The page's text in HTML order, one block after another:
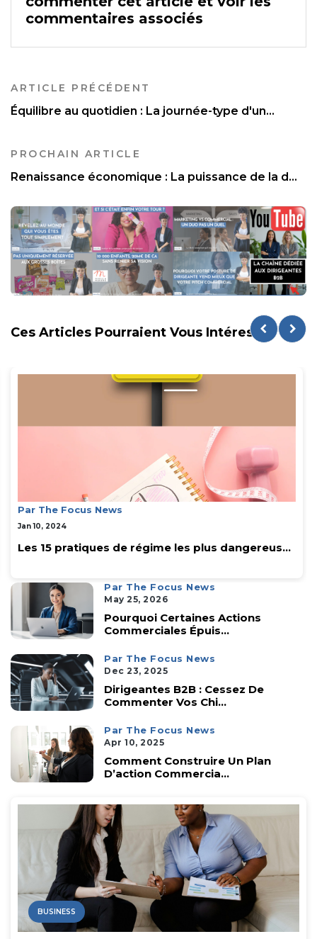
commentaires associés
ARTICLE PRÉCÉDENT
Équilibre au quotidien : La journée-type d'un...
PROCHAIN ARTICLE
Renaissance économique : La puissance de la d...
Ces Articles Pourraient Vous Intéresser
Par The Focus News
Jan 10, 2024
Les 15 pratiques de régime les plus dangereus...
Par The Focus News
May 25, 2026
Pourquoi Certaines Actions
Commerciales Épuis...
Par The Focus News
Dec 23, 2025
Dirigeantes B2B : Cessez De
Commenter Vos Chi...
Par The Focus News
Apr 10, 2025
Comment Construire Un Plan
D’action Commercia...
BUSINESS